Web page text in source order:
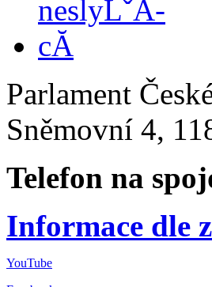
Parlament
Sněmovní 4,
Telefon na
Informace dle
YouTube